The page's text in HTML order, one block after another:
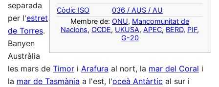
Còdic ISO
036 / AUS / AU
Membre de:ONU, Mancomunitat de
Nacions,OCDE, UKUSA,APEC, BERD, PIF,
G-20
separada
per l'estret
de Torres.
Banyen
Austràlia
les mars de Timor i Arafura al nort, la mar del Coral i
la mar de Tasmània a l'est, l'oceà Antàrtic al sur i